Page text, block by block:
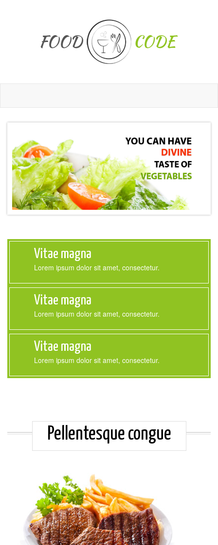
Vitae magna
Lorem ipsum dolor sit amet, consectetur.
Vitae magna
Lorem ipsum dolor sit amet, consectetur.
Vitae magna
Lorem ipsum dolor sit amet, consectetur.
Pellentesque congue